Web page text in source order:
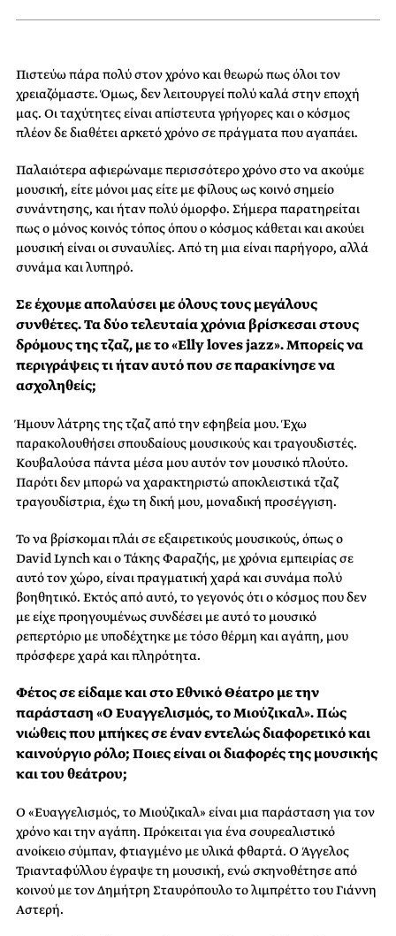
Πιστεύω πάρα πολύ στον χρόνο και θεωρώ πως όλοι τον
χρειαζόμαστε. Όμως, δεν λειτουργεί πολύ καλά στην εποχή
μας. Οι ταχύτητες είναι απίστευτα γρήγορες και ο κόσμος
πλέον δε διαθέτει αρκετό χρόνο σε πράγματα που αγαπάει.
Παλαιότερα αφιερώναμε περισσότερο χρόνο στο να ακούμε
μουσική, είτε μόνοι μας είτε με φίλους ως κοινό σημείο
συνάντησης, και ήταν πολύ όμορφο. Σήμερα παρατηρείται
πως ο μόνος κοινός τόπος όπου ο κόσμος κάθεται και ακούει
μουσική είναι οι συναυλίες. Από τη μια είναι παρήγορο, αλλά
συνάμα και λυπηρό.
Σε έχουμε απολαύσει με όλους τους μεγάλους
συνθέτες. Τα δύο τελευταία χρόνια βρίσκεσαι στους
δρόμους της τζαζ, με το «Elly loves jazz». Μπορείς να
περιγράψεις τι ήταν αυτό που σε παρακίνησε να
ασχοληθείς;
Ήμουν λάτρης της τζαζ από την εφηβεία μου. Έχω
παρακολουθήσει σπουδαίους μουσικούς και τραγουδιστές.
Κουβαλούσα πάντα μέσα μου αυτόν τον μουσικό πλούτο.
Παρότι δεν μπορώ να χαρακτηριστώ αποκλειστικά τζαζ
τραγουδίστρια, έχω τη δική μου, μοναδική προσέγγιση.
Το να βρίσκομαι πλάι σε εξαιρετικούς μουσικούς, όπως o
David Lynch και ο Τάκης Φαραζής, με χρόνια εμπειρίας σε
αυτό τον χώρο, είναι πραγματική χαρά και συνάμα πολύ
βοηθητικό. Εκτός από αυτό, το γεγονός ότι ο κόσμος που δεν
με είχε προηγουμένως συνδέσει με αυτό το μουσικό
ρεπερτόριο με υποδέχτηκε με τόσο θέρμη και αγάπη, μου
πρόσφερε χαρά και πληρότητα.
Φέτος σε είδαμε και στο Εθνικό Θέατρο με την
παράσταση «Ο Ευαγγελισμός, το Μιούζικαλ». Πώς
νιώθεις που μπήκες σε έναν εντελώς διαφορετικό και
καινούργιο ρόλο; Ποιες είναι οι διαφορές της μουσικής
και του θεάτρου;
Ο «Ευαγγελισμός, το Μιούζικαλ» είναι μια παράσταση για τον
χρόνο και την αγάπη. Πρόκειται για ένα σουρεαλιστικό
ανοίκειο σύμπαν, φτιαγμένο με υλικά φθαρτά. Ο Άγγελος
Τριανταφύλλου έγραψε τη μουσική, ενώ σκηνοθέτησε από
κοινού με τον Δημήτρη Σταυρόπουλο το λιμπρέττο του Γιάννη
Αστερή.